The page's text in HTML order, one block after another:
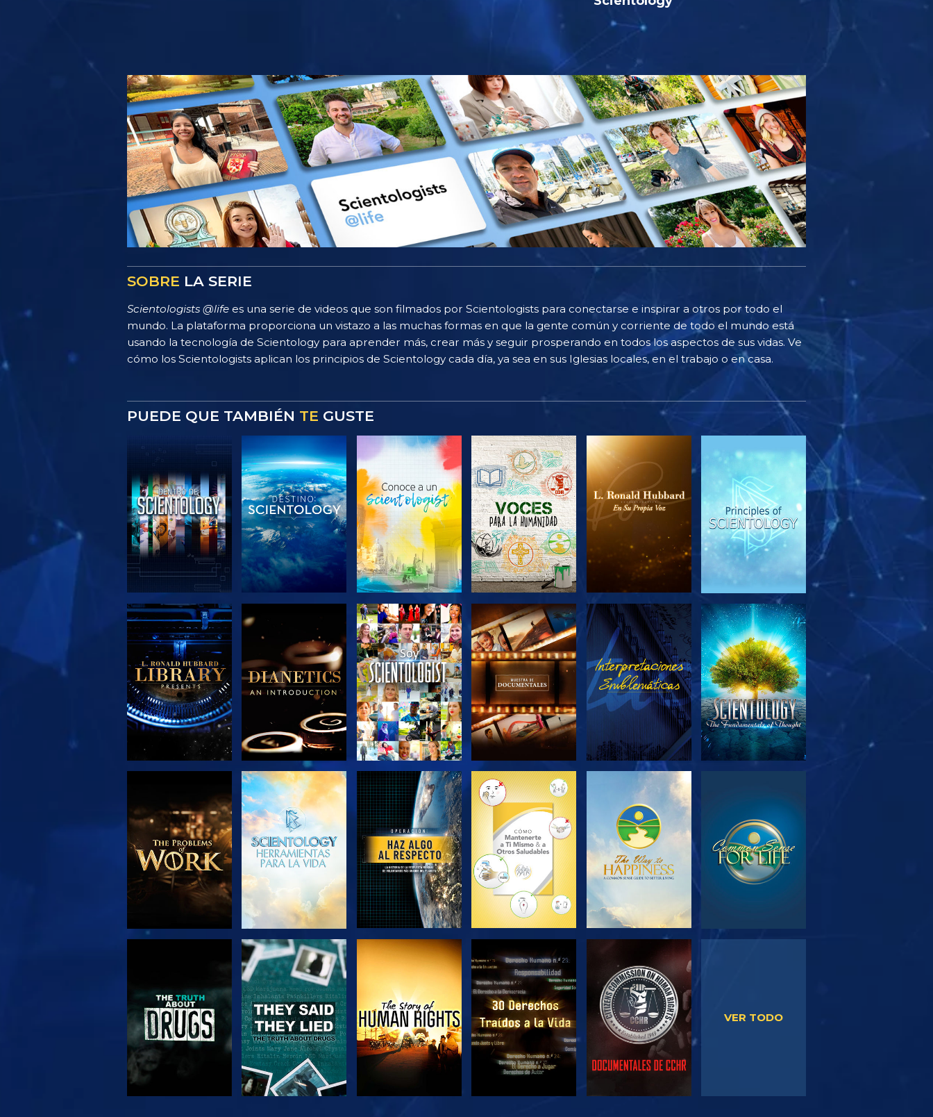
SOBRE LA SERIE
Scientologists @life es una serie de videos que son filmados por Scientologists para conectarse e inspirar a otros por todo el
mundo. La plataforma proporciona un vistazo a las muchas formas en que la gente común y corriente de todo el mundo está
usando la tecnología de Scientology para aprender más, crear más y seguir prosperando en todos los aspectos de sus vidas. Ve
cómo los Scientologists aplican los principios de Scientology cada día, ya sea en sus Iglesias locales, en el trabajo o en casa.
PUEDE QUE TAMBIÉN TE GUSTE
EXPLORA LAS
SERIES
EXPLORA LAS
SERIES
EXPLORA LAS
SERIES
EXPLORA LAS
SERIES
EXPLORA LAS
SERIES
VE
EXPLORA LAS
SERIES
VE
EXPLORA LAS
SERIES
EXPLORA LAS
SERIES
EXPLORA LAS
SERIES
VE VE VE
VER TODO